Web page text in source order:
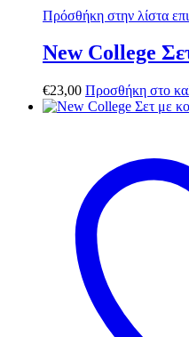
Πρόσθήκη στην λίστα
New College
€23,00 Προσθήκη στο